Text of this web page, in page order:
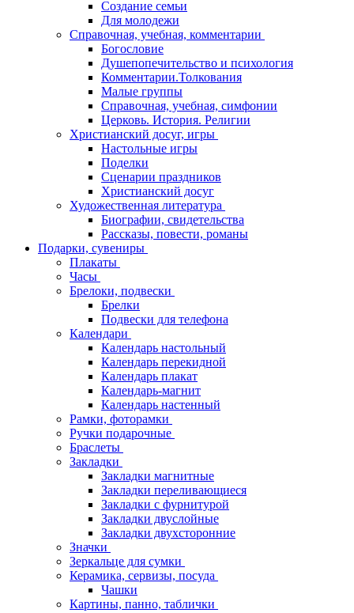
Создание семьи
Для молодежи
Справочная, учебная, комментарии
Богословие
Душепопечительство и психология
Комментарии.Толкования
Малые группы
Справочная, учебная, симфонии
Церковь. История. Религии
Христианский досуг, игры
Настольные игры
Поделки
Сценарии праздников
Христианский досуг
Художественная литература
Биографии, свидетельства
Рассказы, повести, романы
Подарки, сувениры
Плакаты
Часы
Брелоки, подвески
Брелки
Подвески для телефона
Календари
Календарь настольный
Календарь перекидной
Календарь плакат
Календарь-магнит
Календарь настенный
Рамки, фоторамки
Ручки подарочные
Браслеты
Закладки
Закладки магнитные
Закладки переливающиеся
Закладки с фурнитурой
Закладки двуслойные
Закладки двухсторонние
Значки
Зеркальце для сумки
Керамика, сервизы, посуда
Чашки
Картины, панно, таблички